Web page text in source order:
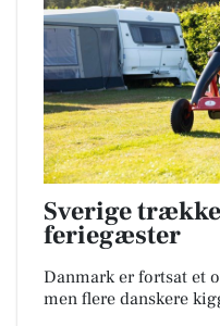
Sverige
feriegæster
Danmark er fortsat et
men flere danskere